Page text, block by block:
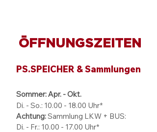
ÖFFNUNGSZEITEN
PS.SPEICHER & Sammlungen
Sommer: Apr. - Okt.
Di. - So.: 10.00 - 18.00 Uhr*
Achtung:Sammlung LKW + BUS:
Di. - Fr.: 10.00 - 17.00 Uhr*